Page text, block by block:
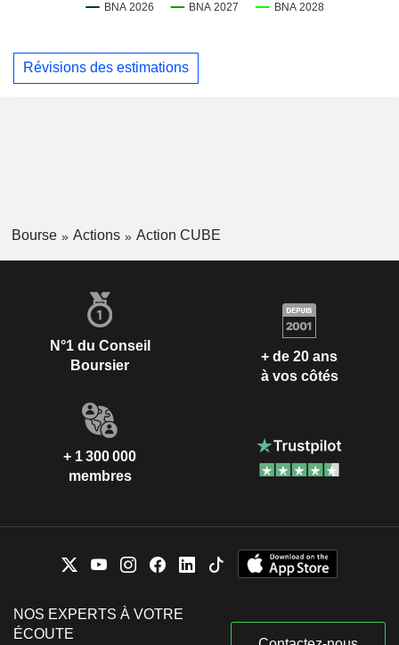
Révisions des estimations
Bourse Actions Action CUBE
N°1 du Conseil
Boursier
+ de 20 ans
à vos côtés
+ 1 300 000
membres
NOS EXPERTS À VOTRE
ÉCOUTE